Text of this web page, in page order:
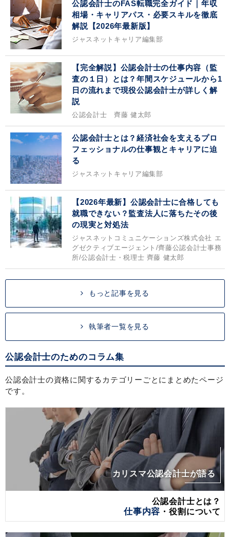
公認会計士のFAS転職完全ガイド｜年収
相場・キャリアパス・必要スキルを徹底
解説【2026年最新版】
ジャスネットキャリア編集部
【完全解説】公認会計士の仕事内容（監
査の１日）とは？年間スケジュールから1
日の流れまで現役公認会計士が詳しく解
説
公認会計士 齊藤 健太郎
公認会計士とは？経済社会を支えるプロ
フェッショナルの仕事観とキャリアに迫
る
ジャスネットキャリア編集部
【2026年最新】公認会計士に合格しても
就職できない？監査法人に落ちたその後
の現実と対処法
ジャスネットコミュニケーションズ株式会社 エ
グゼクティブエージェント/齊藤公認会計士事務
所/公認会計士・税理士 齊藤 健太郎
もっと記事を見る
執筆者一覧を見る
公認会計士のためのコラム集
公認会計士の資格に関するカテゴリーごとにまとめたページ
です。
カリスマ公認会計士が語る
公認会計士とは？
仕事内容 ・役割について